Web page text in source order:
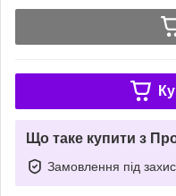
Що таке купити з
Замовлення під